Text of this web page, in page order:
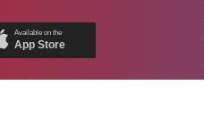
Available on the
App Store